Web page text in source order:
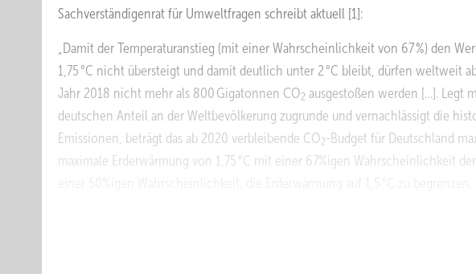
Sachverständigenrat für Umweltfragen schreibt ­aktuell [1]:
„Damit der Temperaturanstieg (mit einer Wahrscheinlichkeit von 67 %) den
1,75 °C nicht übersteigt und damit deutlich unter 2 °C bleibt, dürfen weltweit
Jahr 2018 nicht mehr als 800 Gigatonnen CO2 ausgestoßen werden […]. Legt
deutschen Anteil an der Weltbevölkerung zugrunde und vernachlässigt die
Emissionen, beträgt das ab 2020 verbleibende CO2-Budget für Deutschland
maximale Erderwärmung von 1,75 °C mit einer 67%igen Wahrscheinlichkeit